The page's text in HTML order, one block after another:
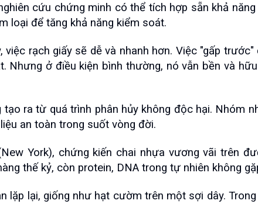
cứu chứng minh có thể tích hợp sẵn khả
loại để tăng khả năng kiểm soát.
rạch giấy sẽ dễ và nhanh hơn. Việc "gấp
Nhưng ở điều kiện bình thường, nó vẫn bền và
ra từ quá trình phân hủy không độc hại. Nhóm
an toàn trong suốt vòng đời.
York), chứng kiến chai nhựa vương vãi trên
thế kỷ, còn protein, DNA trong tự nhiên không
lại, giống như hạt cườm trên một sợi dây.